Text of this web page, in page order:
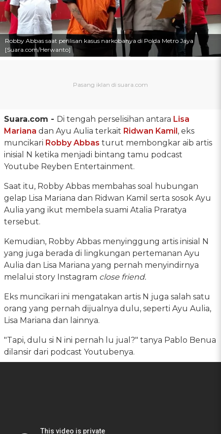
Robby Abbas saat perilisan kasus narkobanya di Polda Metro Jaya
[Suara.com/Herwanto]
Suara.com - Di tengah perselisihan antara Lisa
Mariana dan Ayu Aulia terkait Ridwan Kamil, eks
muncikari Robby Abbas turut membongkar aib artis
inisial N ketika menjadi bintang tamu podcast
Youtube Reyben Entertainment.
Saat itu, Robby Abbas membahas soal hubungan
gelap Lisa Mariana dan Ridwan Kamil serta sosok Ayu
Aulia yang ikut membela suami Atalia Praratya
tersebut.
Kemudian, Robby Abbas menyinggung artis inisial N
yang juga berada di lingkungan pertemanan Ayu
Aulia dan Lisa Mariana yang pernah menyindirnya
melalui story Instagram close friend.
Eks muncikari ini mengatakan artis N juga salah satu
orang yang pernah dijualnya dulu, seperti Ayu Aulia,
Lisa Mariana dan lainnya.
"Tapi, dulu si N ini pernah lu jual?" tanya Pablo Benua
dilansir dari podcast Youtubenya.